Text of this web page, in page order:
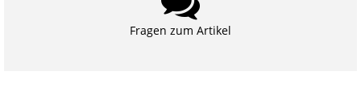
Fragen zum Artikel